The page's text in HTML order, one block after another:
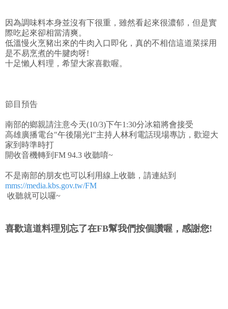
因為調味料本身並沒有下很重，雖然看起來很濃郁，但是實
際吃起來卻相當清爽。
低溫慢火烹豬出來的牛肉入口即化，真的不相信這道菜採用
是不易烹煮的牛腱肉呀!
十足懶人料理，希望大家喜歡喔。
節目預告
南部的鄉親請注意今天(10/3)下午1:30分冰箱將會接受
高雄廣播電台"午後陽光I"主持人林利電話現場專訪，歡迎大
家到時準時打
開收音機轉到FM 94.3 收聽唷~
不是南部的朋友也可以利用線上收聽，請連結到
mms://media.kbs.gov.tw/FM
收聽就可以囉~
喜歡這道料理別忘了在FB幫我們按個讚喔，感謝您!